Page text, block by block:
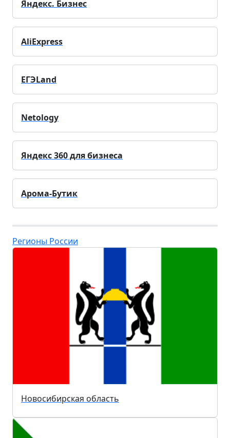
Яндекс. Бизнес
AliExpress
ЕГЭLand
Netology
Яндекс 360 для бизнеса
Арома-Бутик
Регионы России
Новосибирская область